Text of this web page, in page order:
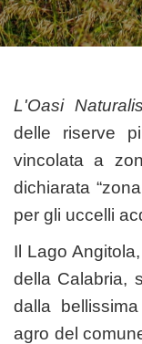
L'Oasi
delle riserve
vincolata a
dichiarata
per gli uccelli
Il Lago
della Calabria,
dalla
agro del